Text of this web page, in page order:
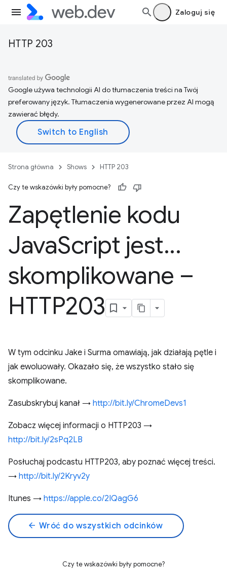
Zaloguj się
HTTP 203
Google używa technologii AI do tłumaczenia treści na Twój
preferowany język. Tłumaczenia wygenerowane przez AI mogą
zawierać błędy.
Strona główna Shows HTTP 203
Czy te wskazówki były pomocne?
Zapętlenie kodu
JavaScript jest...
skomplikowane –
HTTP203
W tym odcinku Jake i Surma omawiają, jak działają pętle i
jak ewoluowały. Okazało się, że wszystko stało się
skomplikowane.
Zasubskrybuj kanał → http://bit.ly/ChromeDevs1
Zobacz więcej informacji o HTTP203 →
http://bit.ly/2sPq2LB
Posłuchaj podcastu HTTP203, aby poznać więcej treści.
→ http://bit.ly/2Kryv2y
Itunes → https://apple.co/2IQagG6
arrow_back Wróć do wszystkich odcinków
Czy te wskazówki były pomocne?